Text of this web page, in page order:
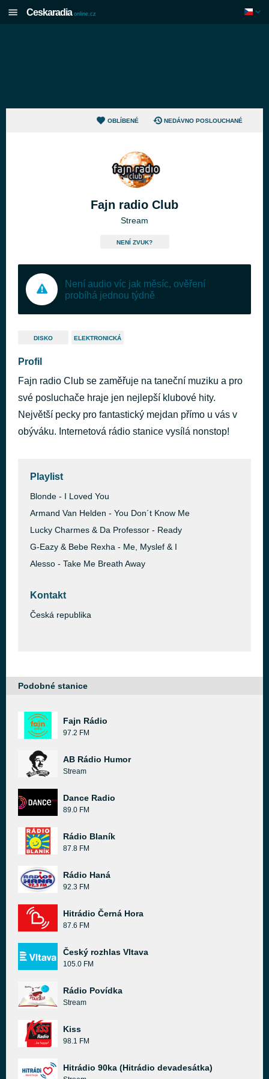
Ceskaradia online.cz
OBLÍBENÉ NEDÁVNO POSLOUCHANÉ
Fajn radio Club
Stream
NENÍ ZVUK?
Není audio víc jak měsíc, ověření
probíhá jednou týdně
DISKO ELEKTRONICKÁ
Profil
Fajn radio Club se zaměřuje na taneční muziku a pro
své posluchače hraje jen nejlepší klubové hity.
Největší pecky pro fantastický mejdan přímo u vás v
obýváku. Internetová rádio stanice vysílá nonstop!
Playlist
Blonde - I Loved You
Armand Van Helden - You Don´t Know Me
Lucky Charmes & Da Professor - Ready
G-Eazy & Bebe Rexha - Me, Myslef & I
Alesso - Take Me Breath Away
Kontakt
Česká republika
Podobné stanice
Fajn Rádio
97.2 FM
AB Rádio Humor
Stream
Dance Radio
89.0 FM
Rádio Blaník
87.8 FM
Rádio Haná
92.3 FM
Hitrádio Černá Hora
87.6 FM
Český rozhlas Vltava
105.0 FM
Rádio Povídka
Stream
Kiss
98.1 FM
Hitrádio 90ka (Hitrádio devadesátka)